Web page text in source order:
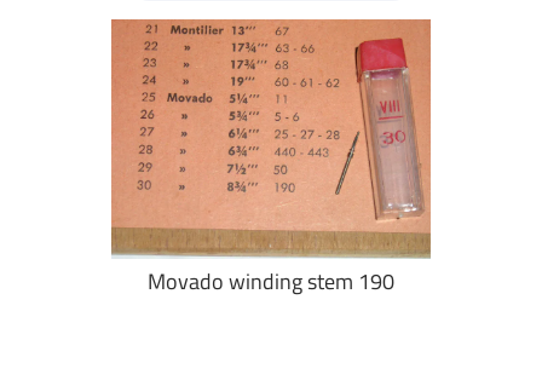
Movado winding stem 190